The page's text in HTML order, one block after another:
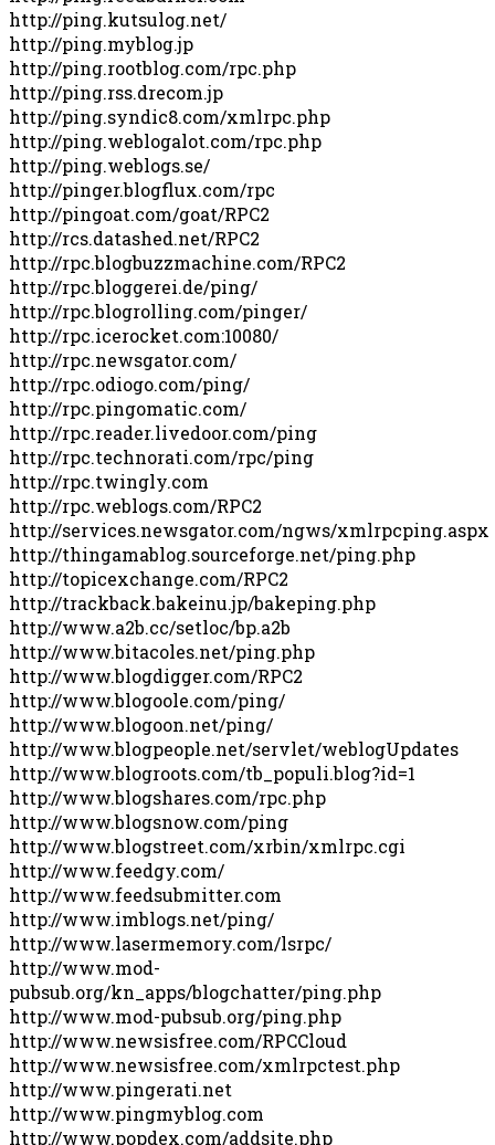
http://ping.kutsulog.net/
http://ping.myblog.jp
http://ping.rootblog.com/rpc.php
http://ping.rss.drecom.jp
http://ping.syndic8.com/xmlrpc.php
http://ping.weblogalot.com/rpc.php
http://ping.weblogs.se/
http://pinger.blogflux.com/rpc
http://pingoat.com/goat/RPC2
http://rcs.datashed.net/RPC2
http://rpc.blogbuzzmachine.com/RPC2
http://rpc.bloggerei.de/ping/
http://rpc.blogrolling.com/pinger/
http://rpc.icerocket.com:10080/
http://rpc.newsgator.com/
http://rpc.odiogo.com/ping/
http://rpc.pingomatic.com/
http://rpc.reader.livedoor.com/ping
http://rpc.technorati.com/rpc/ping
http://rpc.twingly.com
http://rpc.weblogs.com/RPC2
http://services.newsgator.com/ngws/xmlrpcping.aspx
http://thingamablog.sourceforge.net/ping.php
http://topicexchange.com/RPC2
http://trackback.bakeinu.jp/bakeping.php
http://www.a2b.cc/setloc/bp.a2b
http://www.bitacoles.net/ping.php
http://www.blogdigger.com/RPC2
http://www.blogoole.com/ping/
http://www.blogoon.net/ping/
http://www.blogpeople.net/servlet/weblogUpdates
http://www.blogroots.com/tb_populi.blog?id=1
http://www.blogshares.com/rpc.php
http://www.blogsnow.com/ping
http://www.blogstreet.com/xrbin/xmlrpc.cgi
http://www.feedgy.com/
http://www.feedsubmitter.com
http://www.imblogs.net/ping/
http://www.lasermemory.com/lsrpc/
http://www.mod-
pubsub.org/kn_apps/blogchatter/ping.php
http://www.mod-pubsub.org/ping.php
http://www.newsisfree.com/RPCCloud
http://www.newsisfree.com/xmlrpctest.php
http://www.pingerati.net
http://www.pingmyblog.com
http://www.popdex.com/addsite.php